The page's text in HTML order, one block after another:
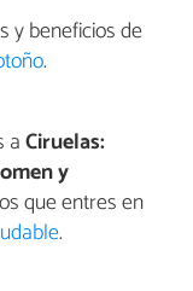
y beneficios de
.
aCiruelas:
y
que entres en
.